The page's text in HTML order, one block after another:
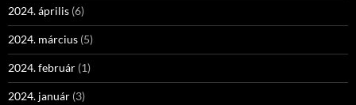
2024. április (6)
2024. március (5)
2024. február (1)
2024. január (3)